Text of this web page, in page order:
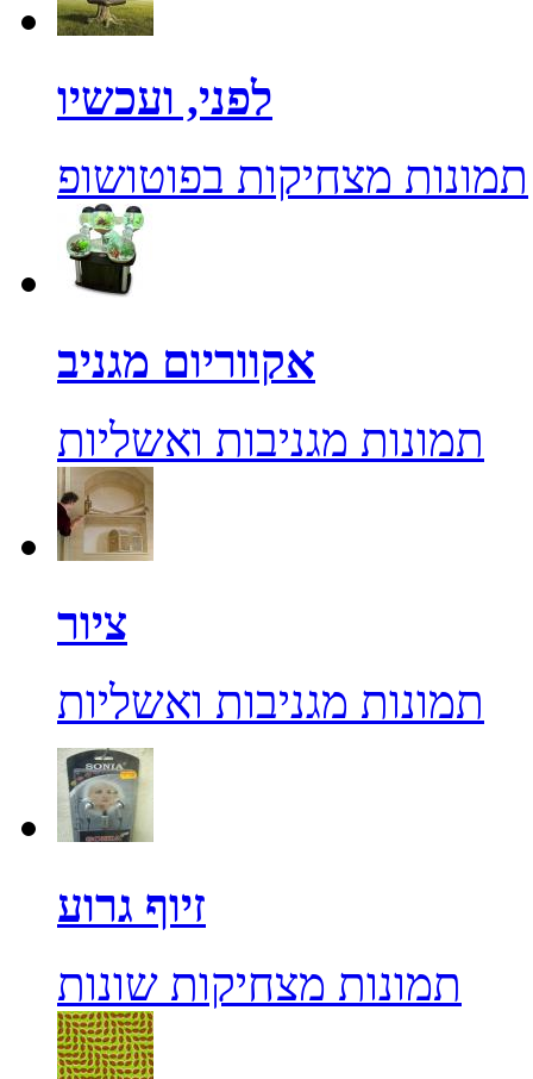
לפני, ועכשיו
תמונות מצחיקות בפוטושופ
אקווריום מגניב
תמונות מגניבות ואשליות
ציור
תמונות מגניבות ואשליות
זיוף גרוע
תמונות מצחיקות שונות